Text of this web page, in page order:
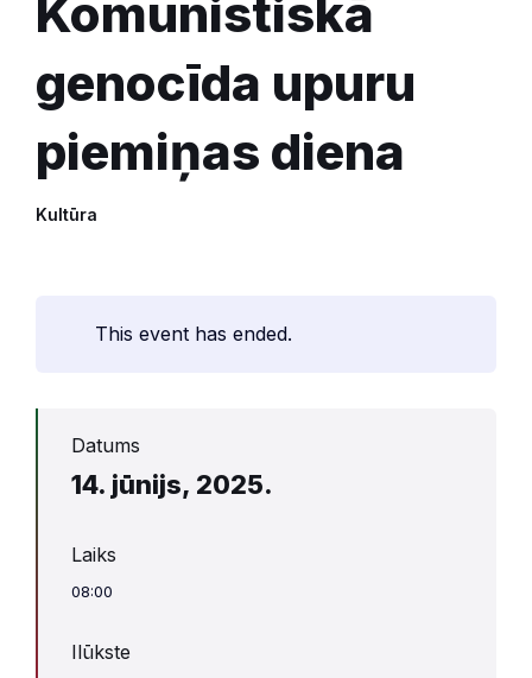
Komunistiskā
genocīda upuru
piemiņas diena
Kultūra
This event has ended.
Datums
14. jūnijs, 2025.
Laiks
08:00
Ilūkste